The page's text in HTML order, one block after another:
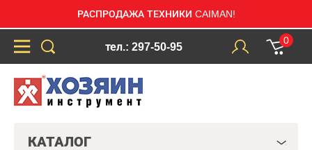
РАСПРОДАЖА ТЕХНИКИ CAIMAN!
тел.: 297-50-95
0
КАТАЛОГ